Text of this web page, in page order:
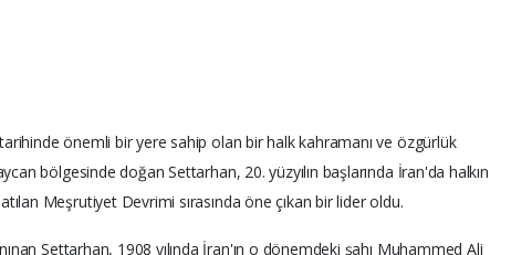
önemli bir yere sahip olan bir halk kahramanı ve özgürlük
bölgesinde doğan Settarhan, 20. yüzyılın başlarında İran'da halkın
Meşrutiyet Devrimi sırasında öne çıkan bir lider oldu.
Settarhan, 1908 yılında İran'ın o dönemdeki şahı Muhammed Ali